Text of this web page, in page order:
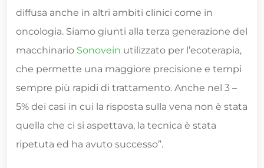
diffusa anche in altri ambiti clinici come in
oncologia. Siamo giunti alla terza generazione del
macchinario Sonovein utilizzato per l’ecoterapia,
che permette una maggiore precisione e tempi
sempre più rapidi di trattamento. Anche nel 3 –
5% dei casi in cui la risposta sulla vena non è stata
quella che ci si aspettava, la tecnica è stata
ripetuta ed ha avuto successo”.